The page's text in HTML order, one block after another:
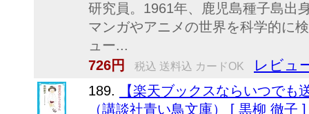
研究員。1961年、鹿児島種子島出
マンガやアニメの世界を科学的に
ュー...
726円
税込 送料込 カードOK レビュ
189.
【楽天ブックスならいつで
（講談社青い鳥文庫） [ 黒柳 徹子 ]